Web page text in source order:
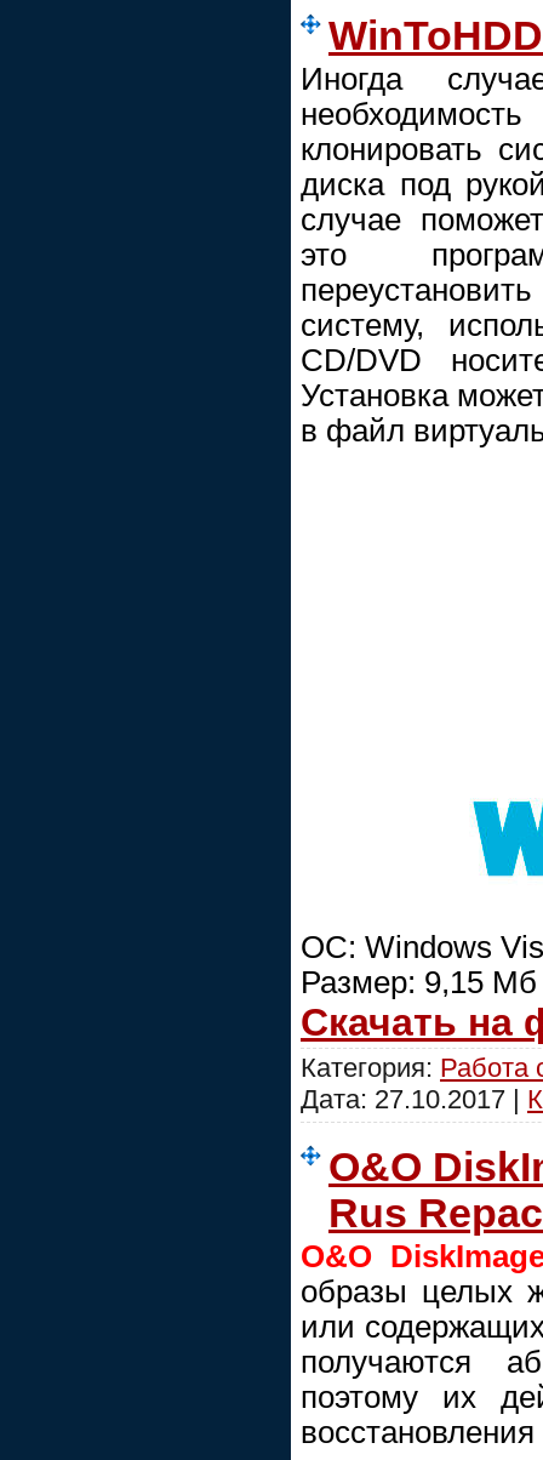
Иногда
клонировать
диска под
случае
это
систему,
CD/DVD
Установка
в файл
ОС: Windows
Размер: 9,15 Мб
Скачать на
Категория: Работа
Дата: 27.10.2017 |
O&O
Rus
O&O
образы целых
или
получаются
поэтому их